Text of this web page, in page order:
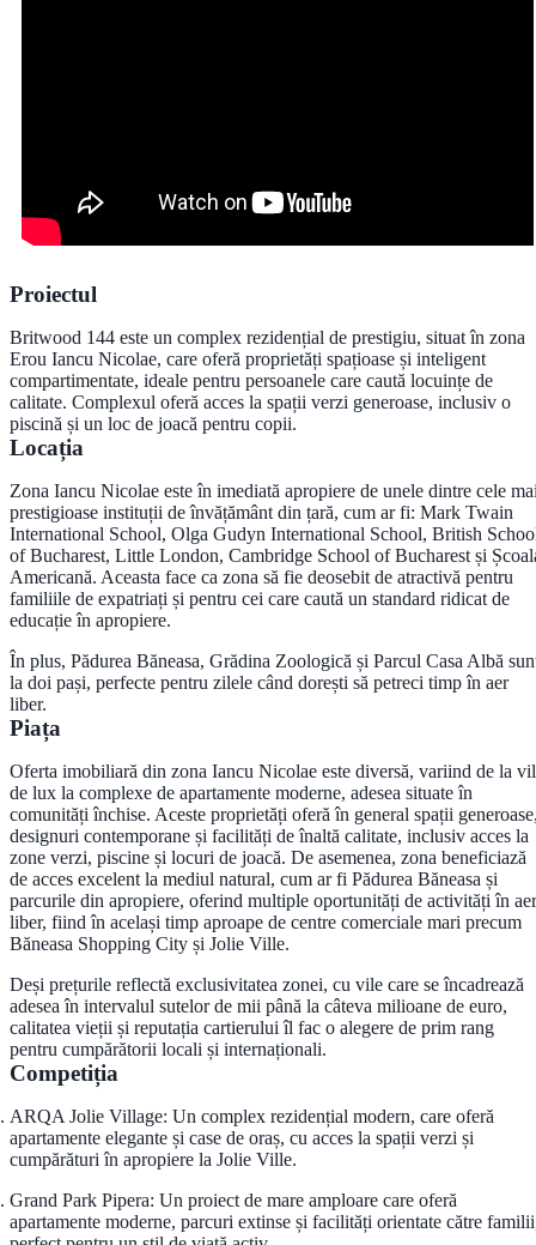
Proiectul
Britwood 144 este un complex rezidențial de prestigiu, situat în zona
Erou Iancu Nicolae, care oferă proprietăți spațioase și inteligent
compartimentate, ideale pentru persoanele care caută locuințe de
calitate. Complexul oferă acces la spații verzi generoase, inclusiv o
piscină și un loc de joacă pentru copii.
Locația
Zona Iancu Nicolae este în imediată apropiere de unele dintre cele
prestigioase instituții de învățământ din țară, cum ar fi: Mark Twain
International School, Olga Gudyn International School, British
of Bucharest, Little London, Cambridge School of Bucharest și
Americană. Aceasta face ca zona să fie deosebit de atractivă pentru
familiile de expatriați și pentru cei care caută un standard ridicat de
educație în apropiere.
În plus, Pădurea Băneasa, Grădina Zoologică și Parcul Casa Albă
la doi pași, perfecte pentru zilele când dorești să petreci timp în aer
liber.
Piața
Oferta imobiliară din zona Iancu Nicolae este diversă, variind de la
de lux la complexe de apartamente moderne, adesea situate în
comunități închise. Aceste proprietăți oferă în general spații
designuri contemporane și facilități de înaltă calitate, inclusiv acces la
zone verzi, piscine și locuri de joacă. De asemenea, zona beneficiază
de acces excelent la mediul natural, cum ar fi Pădurea Băneasa și
parcurile din apropiere, oferind multiple oportunități de activități în aer
liber, fiind în același timp aproape de centre comerciale mari precum
Băneasa Shopping City și Jolie Ville.
Deși prețurile reflectă exclusivitatea zonei, cu vile care se încadrează
adesea în intervalul sutelor de mii până la câteva milioane de euro,
calitatea vieții și reputația cartierului îl fac o alegere de prim rang
pentru cumpărătorii locali și internaționali.
Competiția
ARQA Jolie Village: Un complex rezidențial modern, care oferă
apartamente elegante și case de oraș, cu acces la spații verzi și
cumpărături în apropiere la Jolie Ville.
Grand Park Pipera: Un proiect de mare amploare care oferă
apartamente moderne, parcuri extinse și facilități orientate către